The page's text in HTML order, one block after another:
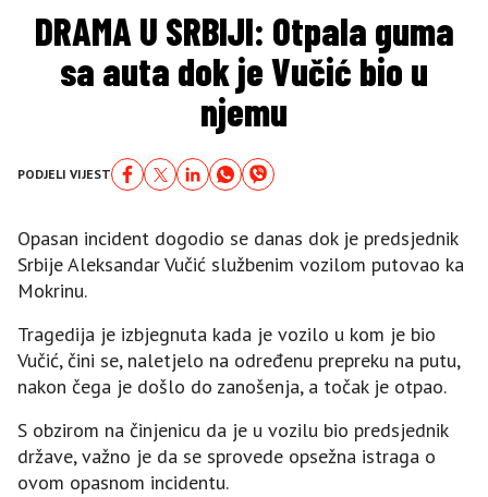
DRAMA U SRBIJI: Otpala guma
sa auta dok je Vučić bio u
njemu
PODJELI VIJEST
Opasan incident dogodio se danas dok je predsjednik
Srbije Aleksandar Vučić službenim vozilom putovao ka
Mokrinu.
Tragedija je izbjegnuta kada je vozilo u kom je bio
Vučić, čini se, naletjelo na određenu prepreku na putu,
nakon čega je došlo do zanošenja, a točak je otpao.
S obzirom na činjenicu da je u vozilu bio predsjednik
države, važno je da se sprovede opsežna istraga o
ovom opasnom incidentu.